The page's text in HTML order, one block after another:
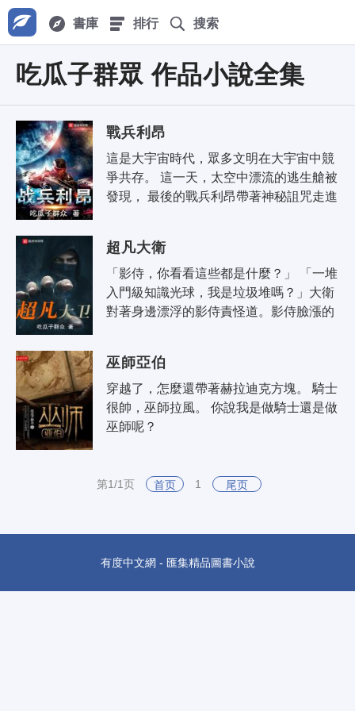
書庫 排行 搜索
吃瓜子群眾 作品小說全集
戰兵利昂
這是大宇宙時代，眾多文明在大宇宙中競
爭共存。 這一天，太空中漂流的逃生艙被
發現， 最後的戰兵利昂帶著神秘詛咒走進
超凡大衛
「影侍，你看看這些都是什麼？」 「一堆
入門級知識光球，我是垃圾堆嗎？」大衛
對著身邊漂浮的影侍責怪道。影侍臉漲的
巫師亞伯
穿越了，怎麼還帶著赫拉迪克方塊。 騎士
很帥，巫師拉風。 你說我是做騎士還是做
巫師呢？
第1/1页 首页 1 尾页
有度中文網 - 匯集精品圖書小說